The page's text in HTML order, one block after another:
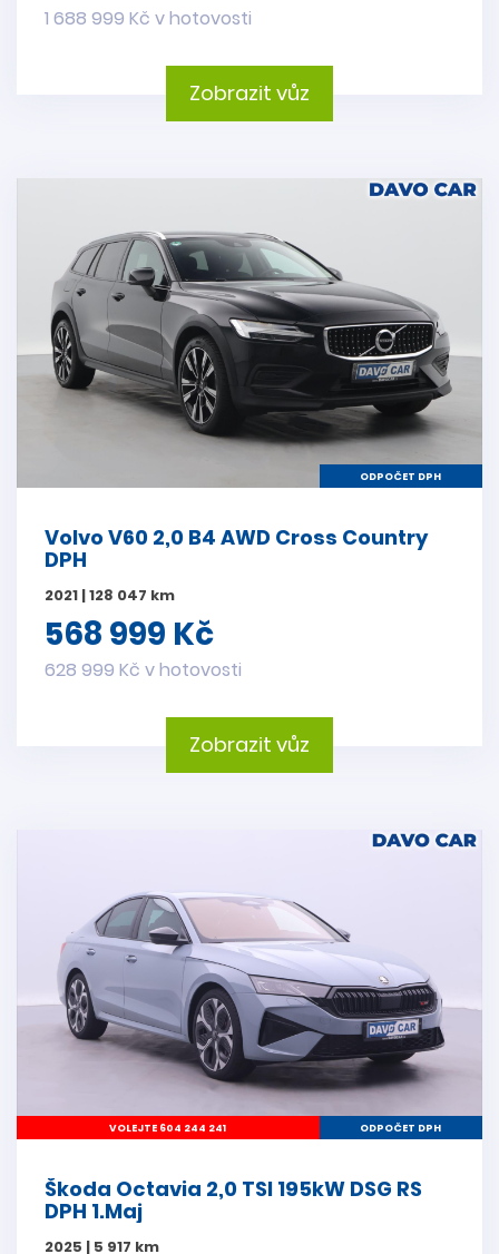
1 688 999 Kč v hotovosti
Zobrazit vůz
ODPOČET DPH
Volvo V60 2,0 B4 AWD Cross Country
DPH
2021 | 128 047 km
568 999 Kč
628 999 Kč v hotovosti
Zobrazit vůz
VOLEJTE 604 244 241 ODPOČET DPH
Škoda Octavia 2,0 TSI 195kW DSG RS
DPH 1.Maj
2025 | 5 917 km